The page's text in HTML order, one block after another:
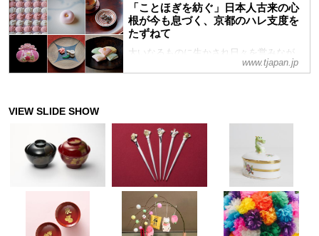
そんな願いや希望をこめて、「福招き」の
素敵なものを、大切な人や自分自身に贈り
たい。古来、吉祥の象徴とされるものや縁
起のよい柄やかたちの素敵なものを、ギフ
トコンシェルジュ・真野知子さんが厳選。
「ことほぎを紡ぐ」日本人古来の心
根が今も息づく、京都のハレ支度を
たずねて
大いなるものに生かされ日々を営みなが
ら、次世代へとつないでゆく。感謝と、未
は今も息づいている
www.tjapan.jp